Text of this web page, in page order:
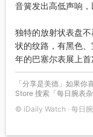
音簧发出高低声响，
独特的放射状表盘
状的纹路，有黑色
年的巴塞尔表展上首
「分享是美德」如果
Store 搜索「每日腕表
© iDaily Watch · 每日